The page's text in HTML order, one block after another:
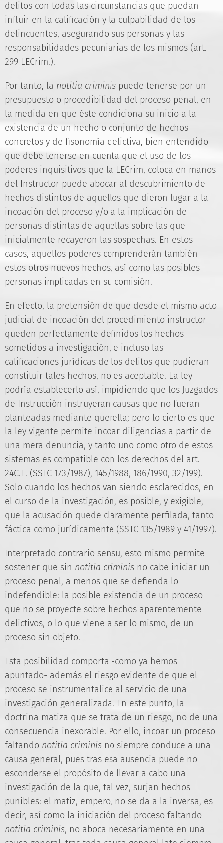
delitos con todas las circunstancias que puedan
influir en la calificación y la culpabilidad de los
delincuentes, asegurando sus personas y las
responsabilidades pecuniarias de los mismos (art.
299 LECrim.).
Por tanto, la notitia criminis puede tenerse por un
presupuesto o procedibilidad del proceso penal, en
la medida en que éste condiciona su inicio a la
existencia de un hecho o conjunto de hechos
concretos y de fisonomía delictiva, bien entendido
que debe tenerse en cuenta que el uso de los
poderes inquisitivos que la LECrim, coloca en manos
del Instructor puede abocar al descubrimiento de
hechos distintos de aquellos que dieron lugar a la
incoación del proceso y/o a la implicación de
personas distintas de aquellas sobre las que
inicialmente recayeron las sospechas. En estos
casos, aquellos poderes comprenderán también
estos otros nuevos hechos, así como las posibles
personas implicadas en su comisión.
En efecto, la pretensión de que desde el mismo acto
judicial de incoación del procedimiento instructor
queden perfectamente definidos los hechos
sometidos a investigación, e incluso las
calificaciones jurídicas de los delitos que pudieran
constituir tales hechos, no es aceptable. La ley
podría establecerlo así, impidiendo que los Juzgados
de Instrucción instruyeran causas que no fueran
planteadas mediante querella; pero lo cierto es que
la ley vigente permite incoar diligencias a partir de
una mera denuncia, y tanto uno como otro de estos
sistemas es compatible con los derechos del art.
24C.E. (SSTC 173/1987), 145/1988, 186/1990, 32/199).
Solo cuando los hechos van siendo esclarecidos, en
el curso de la investigación, es posible, y exigible,
que la acusación quede claramente perfilada, tanto
fáctica como jurídicamente (SSTC 135/1989 y 41/1997).
Interpretado contrario sensu, esto mismo permite
sostener que sin notitia criminis no cabe iniciar un
proceso penal, a menos que se defienda lo
indefendible: la posible existencia de un proceso
que no se proyecte sobre hechos aparentemente
delictivos, o lo que viene a ser lo mismo, de un
proceso sin objeto.
Esta posibilidad comporta -como ya hemos
apuntado- además el riesgo evidente de que el
proceso se instrumentalice al servicio de una
investigación generalizada. En este punto, la
doctrina matiza que se trata de un riesgo, no de una
consecuencia inexorable. Por ello, incoar un proceso
faltando notitia criminis no siempre conduce a una
causa general, pues tras esa ausencia puede no
esconderse el propósito de llevar a cabo una
investigación de la que, tal vez, surjan hechos
punibles: el matiz, empero, no se da a la inversa, es
decir, así como la iniciación del proceso faltando
notitia criminis, no aboca necesariamente en una